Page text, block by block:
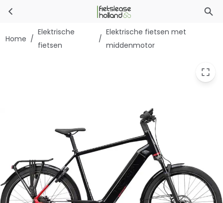
Ga naar hoofdinhoud
Koga Pace B10 Suspension
Home /
Elektrische
fietsen
/
Elektrische fietsen met
middenmotor